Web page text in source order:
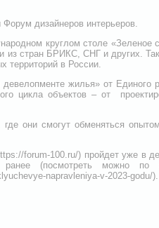
дизайнеров интерьеров.
круглом столе «Зеленое
из стран БРИКС, СНГ и других.
территорий в России.
жилья» от Единого
цикла объектов – от
они смогут обменяться
forum-100.ru/) пройдет уже в
(посмотреть можно по
klyuchevye-napravleniya-v-2023-